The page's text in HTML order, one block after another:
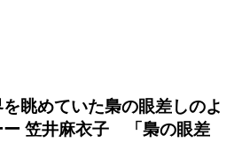
眺めていた梟の眼差しのよ
ー 笠井麻衣子 「梟の眼差